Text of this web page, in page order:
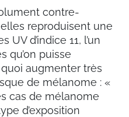
contre-
reproduisent une
UV d’indice 11, l’un
qu’on puisse
augmenter très
de mélanome : «
cas de mélanome
d’exposition